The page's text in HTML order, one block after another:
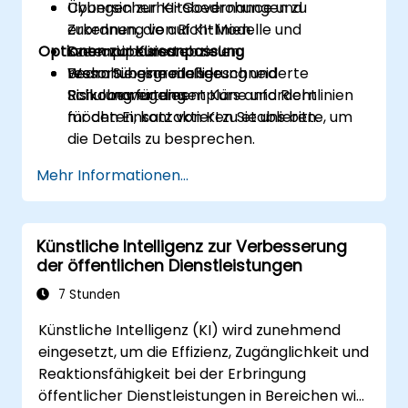
Cybersicherheitsbedrohungen zu
erkennen, die auf KI-Modelle und
Datenpipelines abzielen.
ressortübergreifende
Risikomanagementpläne und Richtlinien
für den Einsatz von KI zu etablieren.
Übungen zur KI-Governance und
Zuordnung von Richtlinien.
Szenariobasierte
Bedrohungsmodellierung und
Risikobewertung.
Optionen zur Kursanpassung
Wenn Sie eine maßgeschneiderte
Schulung für diesen Kurs anfordern
möchten, kontaktieren Sie uns bitte, um
die Details zu besprechen.
Mehr Informationen...
Künstliche Intelligenz zur Verbesserung
der öffentlichen Dienstleistungen
7 Stunden
Künstliche Intelligenz (KI) wird zunehmend
eingesetzt, um die Effizienz, Zugänglichkeit und
Reaktionsfähigkeit bei der Erbringung
öffentlicher Dienstleistungen in Bereichen wie